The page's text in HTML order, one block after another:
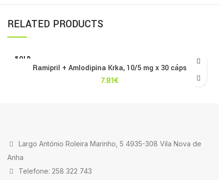
RELATED PRODUCTS
SOLD
Ramipril + Amlodipina Krka, 10/5 mg x 30 cáps
7.81€
Largo António Roleira Marinho, 5 4935-308 Vila Nova de
Anha
Telefone: 258 322 743